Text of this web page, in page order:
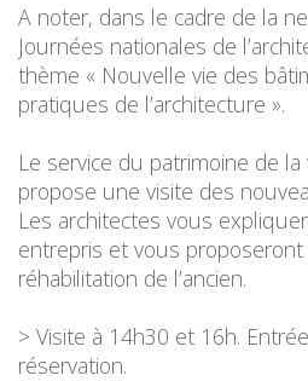
A noter, dans le cadre de la
Journées nationales de
thème « Nouvelle vie des
pratiques de l’architecture ».
Le service du patrimoine de
propose une visite des
Les architectes vous
entrepris et vous
réhabilitation de l’ancien.
> Visite à 14h30 et 16h.
réservation.